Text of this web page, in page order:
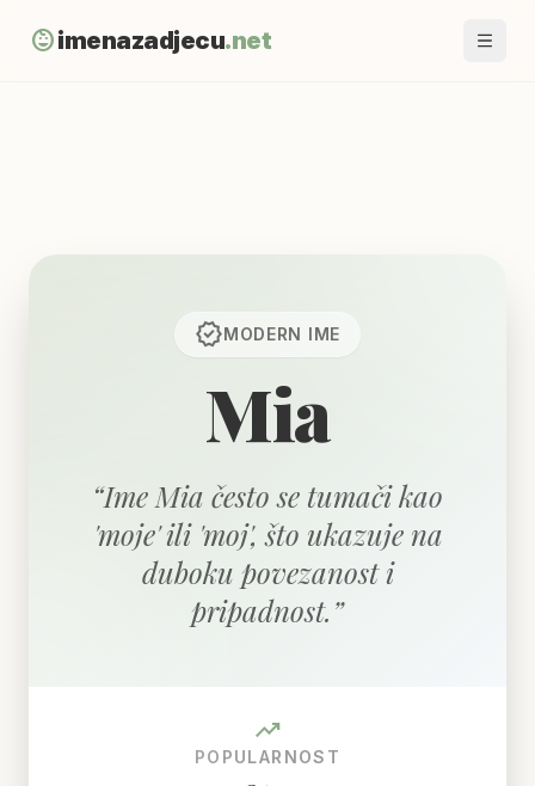
child_careimenazadjecu.net
verifiedMODERN IME
Mia
“Ime Mia često se tumači kao
'moje' ili 'moj', što ukazuje na
duboku povezanost i
pripadnost.”
trending_up
POPULARNOST